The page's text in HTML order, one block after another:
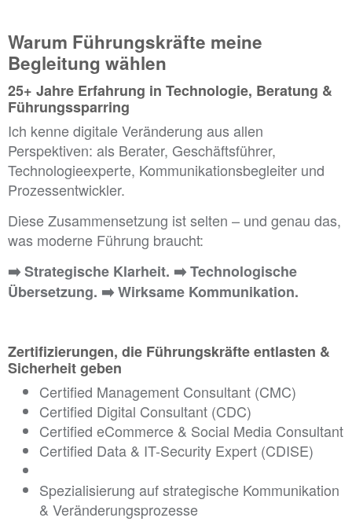
Warum Führungskräfte meine
Begleitung wählen
25+ Jahre Erfahrung in Technologie, Beratung &
Führungssparring
Ich kenne digitale Veränderung aus allen
Perspektiven: als Berater, Geschäftsführer,
Technologieexperte, Kommunikationsbegleiter und
Prozessentwickler.
Diese Zusammensetzung ist selten – und genau das,
was moderne Führung braucht:
➡️Strategische Klarheit. ➡️Technologische
Übersetzung. ➡️Wirksame Kommunikation.
Zertifizierungen, die Führungskräfte entlasten &
Sicherheit geben
Certified Management Consultant (CMC)
Certified Digital Consultant (CDC)
Certified eCommerce & Social Media Consultant
Certified Data & IT-Security Expert (CDISE)
Spezialisierung auf strategische Kommunikation
& Veränderungsprozesse